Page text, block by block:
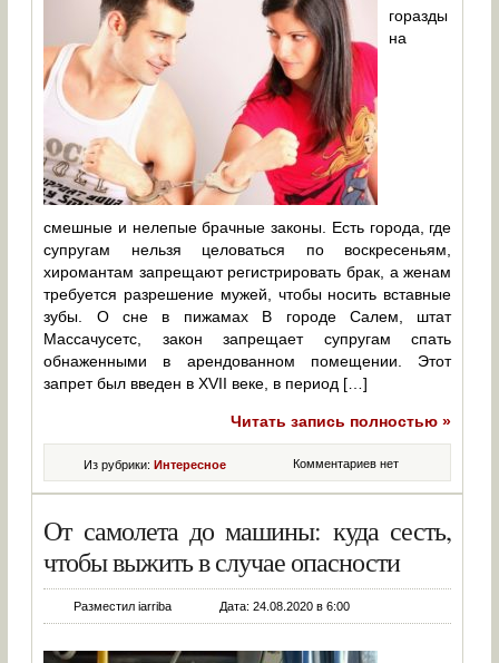
горазды
на
смешные и нелепые брачные законы. Есть города, где
супругам нельзя целоваться по воскресеньям,
хиромантам запрещают регистрировать брак, а женам
требуется разрешение мужей, чтобы носить вставные
зубы. О сне в пижамах В городе Салем, штат
Массачусетс, закон запрещает супругам спать
обнаженными в арендованном помещении. Этот
запрет был введен в XVII веке, в период […]
Читать запись полностью »
Комментариев нет
Из рубрики:Интересное
От самолета до машины: куда сесть,
чтобы выжить в случае опасности
Разместил iarriba Дата: 24.08.2020 в 6:00